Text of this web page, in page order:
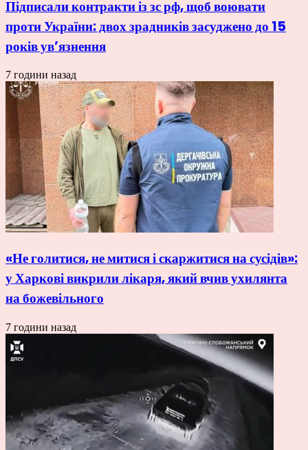
Підписали контракти із зс рф, щоб воювати
проти України: двох зрадників засуджено до 15
років ув’язнення
7 години назад
«Не голитися, не митися і скаржитися на сусідів»:
у Харкові викрили лікаря, який вчив ухилянта
на божевільного
7 години назад